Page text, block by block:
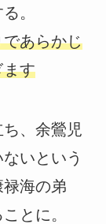
。
あらかじ
ます
、余鶯児
いという
海の弟
とに。